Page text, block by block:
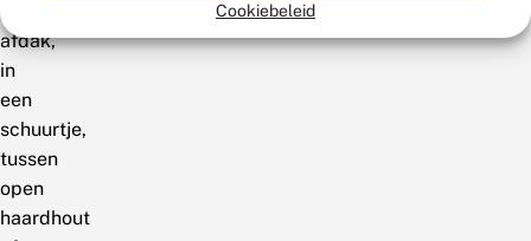
Cookiebeleid
afdak,
in
een
schuurtje,
tussen
open
haardhout